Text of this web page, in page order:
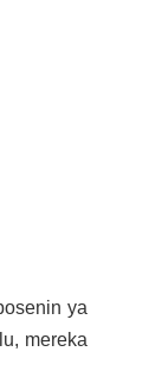
ya
mereka